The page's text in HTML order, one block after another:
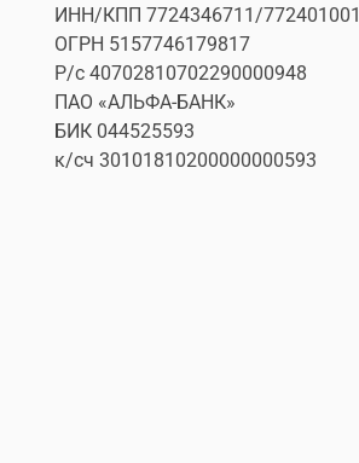
ИНН/КПП 7724346711/772401001
ОГРН 5157746179817
Р/с 40702810702290000948
ПАО «АЛЬФА-БАНК»
БИК 044525593
к/cч 30101810200000000593